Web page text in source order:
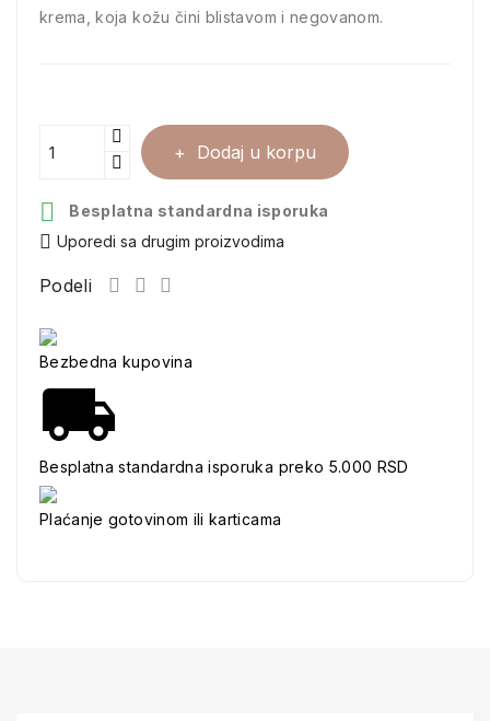
krema, koja kožu čini blistavom i negovanom.
Dodaj u korpu

Besplatna standardna isporuka
Uporedi sa drugim proizvodima
Podeli
Bezbedna kupovina
Besplatna standardna isporuka preko 5.000 RSD
Plaćanje gotovinom ili karticama